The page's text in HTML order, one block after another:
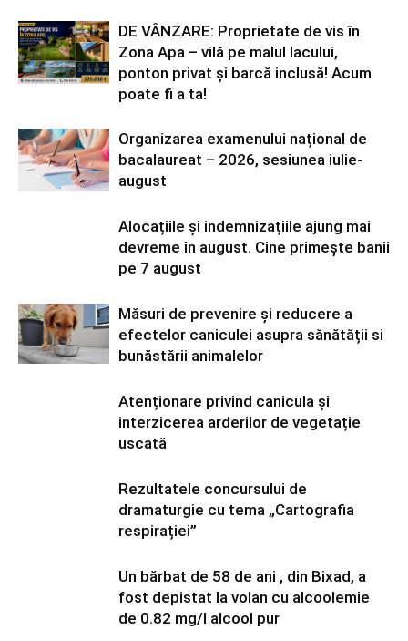
DE VÂNZARE: Proprietate de vis în
Zona Apa – vilă pe malul lacului,
ponton privat și barcă inclusă! Acum
poate fi a ta!
Organizarea examenului național de
bacalaureat – 2026, sesiunea iulie-
august
Alocațiile și indemnizațiile ajung mai
devreme în august. Cine primește banii
pe 7 august
Măsuri de prevenire și reducere a
efectelor caniculei asupra sănătății si
bunăstării animalelor
Atenționare privind canicula și
interzicerea arderilor de vegetație
uscată
Rezultatele concursului de
dramaturgie cu tema „Cartografia
respirației”
Un bărbat de 58 de ani , din Bixad, a
fost depistat la volan cu alcoolemie
de 0.82 mg/l alcool pur